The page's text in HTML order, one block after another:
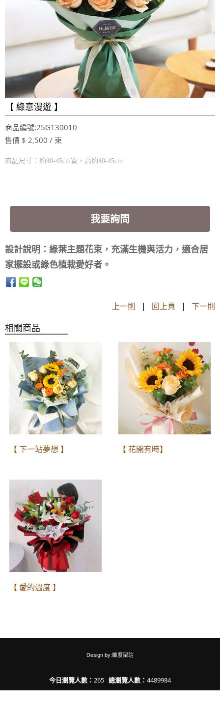
【 綠意漫遊 】
商品編號:25G130010
售價 $ 2,500 / 束
商品尺寸：約40-45cm寬，高約40-45cm
我要詢問
設計說明：綠葉主題花束，充滿生機與活力，適合居
家擺設或綠色植栽愛好者。
上一則 | 回上頁 | 下一則
相關商品
【 下一站夢想 】 【 花開有時】
【 愛的溫度 】
Design by:維度架站
今日瀏覽人數： 265 總瀏覽人數： 4489984